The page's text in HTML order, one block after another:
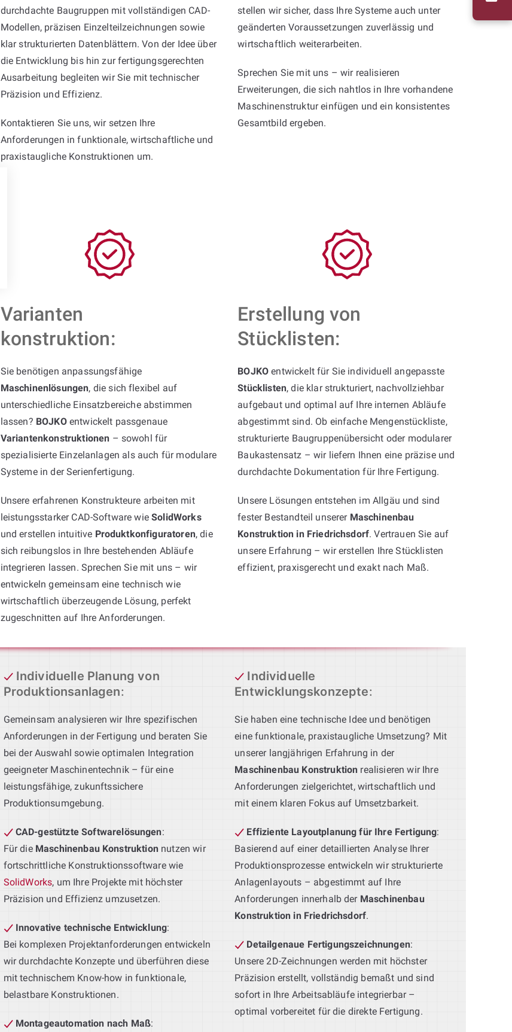
durchdachte Baugruppen mit vollständigen CAD-
Modellen, präzisen Einzelteilzeichnungen sowie
klar strukturierten Datenblättern. Von der Idee über
die Entwicklung bis hin zur fertigungsgerechten
Ausarbeitung begleiten wir Sie mit technischer
Präzision und Effizienz.
Kontaktieren Sie uns, wir setzen Ihre
Anforderungen in funktionale, wirtschaftliche und
praxistaugliche Konstruktionen um.
stellen wir sicher, dass Ihre Systeme auch unter
geänderten Voraussetzungen zuverlässig und
wirtschaftlich weiterarbeiten.
Sprechen Sie mit uns – wir realisieren
Erweiterungen, die sich nahtlos in Ihre vorhandene
Maschinenstruktur einfügen und ein konsistentes
Gesamtbild ergeben.
Varianten
konstruktion:
Sie benötigen anpassungsfähige
Maschinenlösungen, die sich flexibel auf
unterschiedliche Einsatzbereiche abstimmen
lassen? BOJKOentwickelt passgenaue
Variantenkonstruktionen – sowohl für
spezialisierte Einzelanlagen als auch für modulare
Systeme in der Serienfertigung.
Unsere erfahrenen Konstrukteure arbeiten mit
leistungsstarker CAD-Software wieSolidWorks
und erstellen intuitive Produktkonfiguratoren, die
sich reibungslos in Ihre bestehenden Abläufe
integrieren lassen. Sprechen Sie mit uns – wir
entwickeln gemeinsam eine technisch wie
wirtschaftlich überzeugende Lösung, perfekt
zugeschnitten auf Ihre Anforderungen.
Erstellung von
Stücklisten:
BOJKO entwickelt für Sie individuell angepasste
Stücklisten, die klar strukturiert, nachvollziehbar
aufgebaut und optimal auf Ihre internen Abläufe
abgestimmt sind. Ob einfache Mengenstückliste,
strukturierte Baugruppenübersicht oder modularer
Baukastensatz – wir liefern Ihnen eine präzise und
durchdachte Dokumentation für Ihre Fertigung.
Unsere Lösungen entstehen im Allgäu und sind
fester Bestandteil unserer Maschinenbau
Konstruktion in Friedrichsdorf. Vertrauen Sie auf
unsere Erfahrung – wir erstellen Ihre Stücklisten
effizient, praxisgerecht und exakt nach Maß.
Individuelle Planung von
Produktionsanlagen:
Gemeinsam analysieren wir Ihre spezifischen
Anforderungen in der Fertigung und beraten Sie
bei der Auswahl sowie optimalen Integration
geeigneter Maschinentechnik – für eine
leistungsfähige, zukunftssichere
Produktionsumgebung.
CAD-gestützte Softwarelösungen:
Für die Maschinenbau Konstruktionnutzen wir
fortschrittliche Konstruktionssoftware wie
SolidWorks, um Ihre Projekte mit höchster
Präzision und Effizienz umzusetzen.
Innovative technische Entwicklung:
Bei komplexen Projektanforderungen entwickeln
wir durchdachte Konzepte und überführen diese
mit technischem Know-how in funktionale,
belastbare Konstruktionen.
Montageautomation nach Maß:
Individuelle
Entwicklungskonzepte:
Sie haben eine technische Idee und benötigen
eine funktionale, praxistaugliche Umsetzung? Mit
unserer langjährigen Erfahrung in der
Maschinenbau Konstruktion realisieren wir Ihre
Anforderungen zielgerichtet, wirtschaftlich und
mit einem klaren Fokus auf Umsetzbarkeit.
Effiziente Layoutplanung für Ihre Fertigung:
Basierend auf einer detaillierten Analyse Ihrer
Produktionsprozesse entwickeln wir strukturierte
Anlagenlayouts – abgestimmt auf Ihre
Anforderungen innerhalb der Maschinenbau
Konstruktion in Friedrichsdorf.
Detailgenaue Fertigungszeichnungen:
Unsere 2D-Zeichnungen werden mit höchster
Präzision erstellt, vollständig bemaßt und sind
sofort in Ihre Arbeitsabläufe integrierbar –
optimal vorbereitet für die direkte Fertigung.